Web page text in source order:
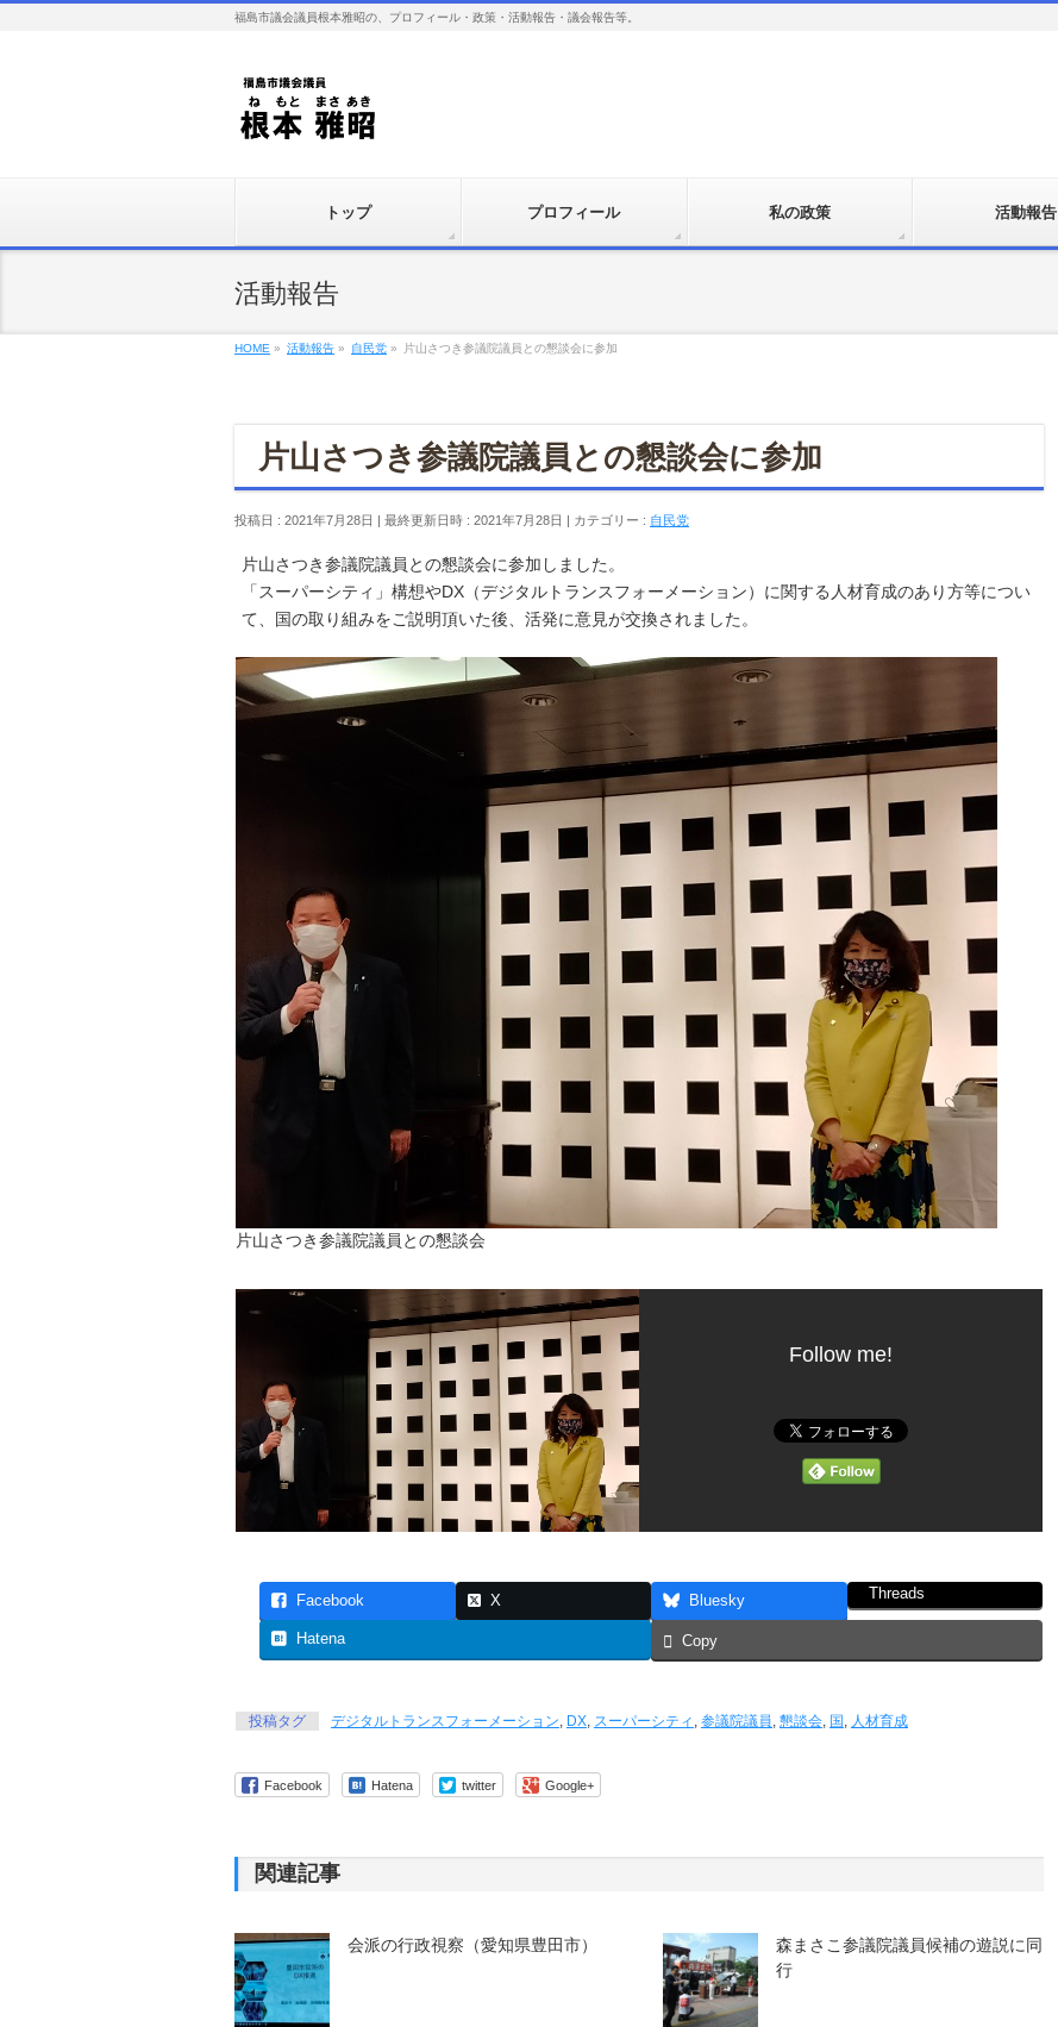
福島市議会議員根本雅昭の、プロフィール・政策・活動報告・議会報告等。
トップ プロフィール 私の政策 活動報告
活動報告
HOME » 活動報告 » 自民党 » 片山さつき参議院議員との懇談会に参加
片山さつき参議院議員との懇談会に参加
投稿日 : 2021年7月28日 最終更新日時 : 2021年7月28日 カテゴリー : 自民党
片山さつき参議院議員との懇談会に参加しました。
「スーパーシティ」構想やDX（デジタルトランスフォーメーション）に関する人材育成のあり方等につい
て、国の取り組みをご説明頂いた後、活発に意見が交換されました。
片山さつき参議院議員との懇談会
Follow me!
Facebook X Bluesky Threads
Hatena Copy
投稿タグ デジタルトランスフォーメーション, DX, スーパーシティ , 参議院議員, 懇談会, 国 , 人材育成
Facebook Hatena twitter Google+
関連記事
会派の行政視察（愛知県豊田市）
森まさこ参議院議員候補の遊説に同
行